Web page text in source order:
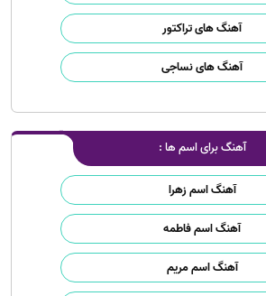
آهنگ های تراکتور
آهنگ های نساجی
آهنگ برای اسم ها :
آهنگ اسم زهرا
آهنگ اسم فاطمه
آهنگ اسم مریم